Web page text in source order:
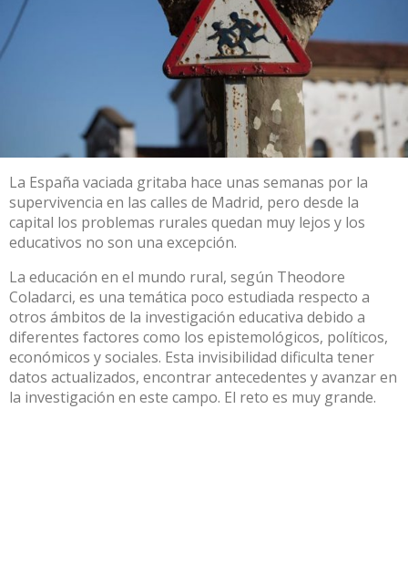
La España vaciada gritaba hace unas semanas por la
supervivencia en las calles de Madrid, pero desde la
capital los problemas rurales quedan muy lejos y los
educativos no son una excepción.
La educación en el mundo rural, según Theodore
Coladarci, es una temática poco estudiada respecto a
otros ámbitos de la investigación educativa debido a
diferentes factores como los epistemológicos, políticos,
económicos y sociales. Esta invisibilidad dificulta tener
datos actualizados, encontrar antecedentes y avanzar en
la investigación en este campo. El reto es muy grande.